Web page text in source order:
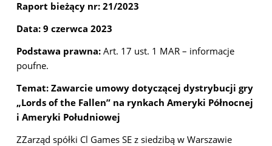
Raport bieżący nr: 21/2023
Data: 9 czerwca 2023
Podstawa prawna: Art. 17 ust. 1 MAR – informacje
poufne.
Temat: Zawarcie umowy dotyczącej dystrybucji gry
„Lords of the Fallen” na rynkach Ameryki Północnej
i Ameryki Południowej
ZZarząd spółki Cl Games SE z siedzibą w Warszawie